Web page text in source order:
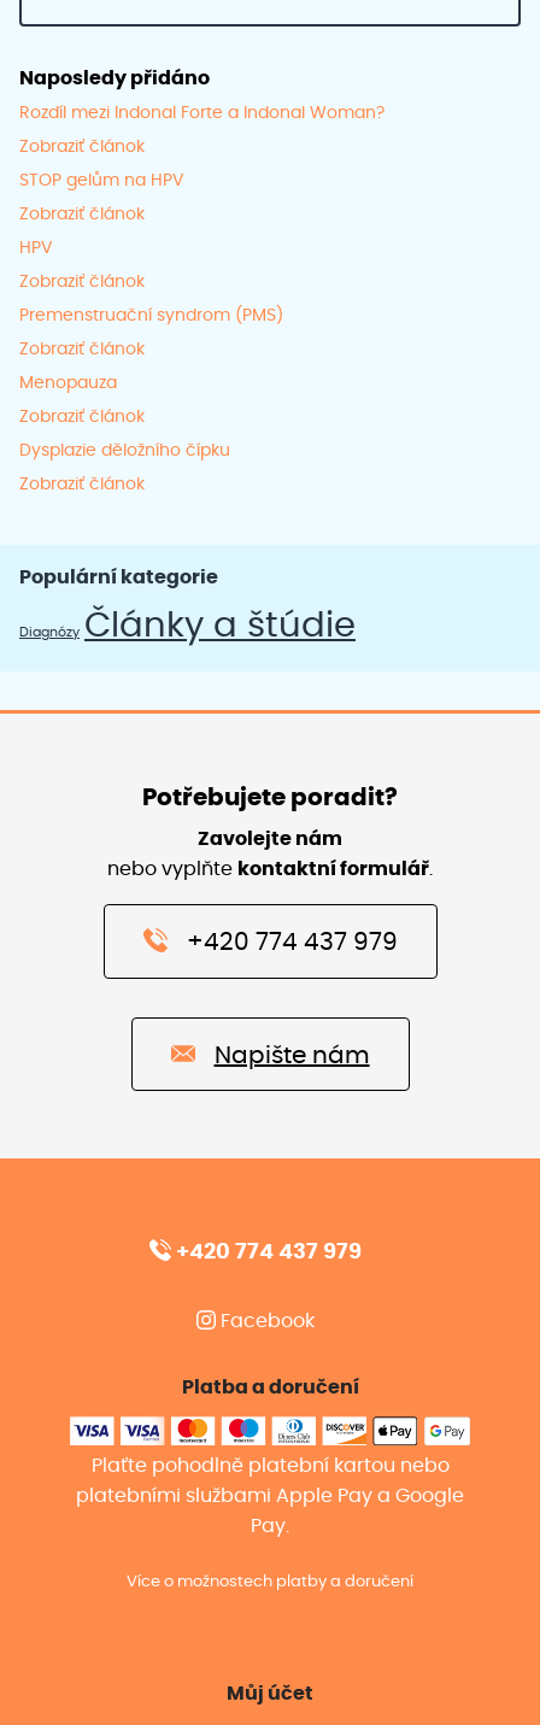
Naposledy přidáno
Rozdíl mezi Indonal Forte a Indonal Woman?
Zobraziť článok
STOP gelům na HPV
Zobraziť článok
HPV
Zobraziť článok
Premenstruační syndrom (PMS)
Zobraziť článok
Menopauza
Zobraziť článok
Dysplazie děložního čípku
Zobraziť článok
Populární kategorie
Diagnózy Články a štúdie
Potřebujete poradit?
Zavolejte nám
nebo vyplňte kontaktní formulář
+420 774 437 979
Napište nám
+420 774 437 979
Facebook
Platba a doručení
Plaťte pohodlně platební kartou nebo
platebními službami Apple Pay a Google
Pay.
Více o možnostech platby a doručení
Můj účet